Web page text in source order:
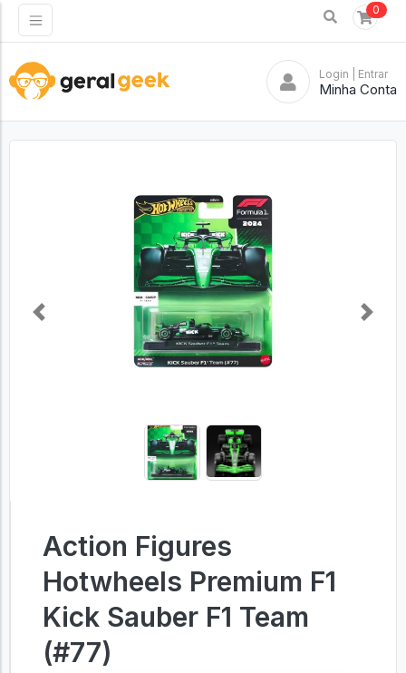
0
Login | Entrar
Minha Conta
Previous Next
Action Figures
Hotwheels Premium F1
Kick Sauber F1 Team
(#77)